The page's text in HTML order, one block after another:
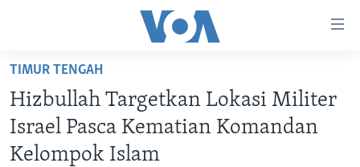
Akses
Lanjut
ke
Konten
Utama
BERANDA
VIDEO
TIMUR TENGAH
Hizbullah Targetkan Lokasi Militer
Israel Pasca Kematian Komandan
Kelompok Islam